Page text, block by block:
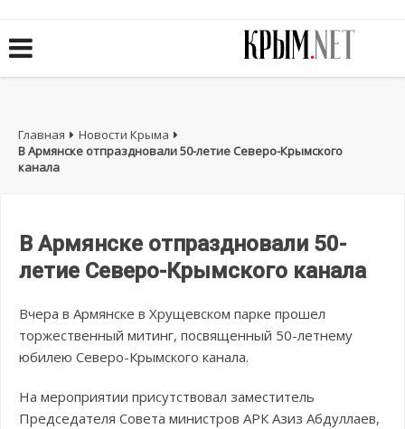
Главная
Новости Крыма
В Армянске отпраздновали 50-летие Северо-Крымского
канала
В Армянске отпраздновали 50-
летие Северо-Крымского канала
Вчера в Армянске в Хрущевском парке прошел
торжественный митинг, посвященный 50-летнему
юбилею Северо-Крымского канала.
На мероприятии присутствовал заместитель
Председателя Совета министров АРК Азиз Абдуллаев,